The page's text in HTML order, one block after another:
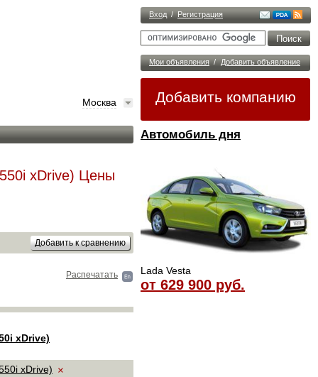
Вход / Регистрация
Мои объявления / Добавить объявление
Добавить компанию
Автомобиль дня
Lada Vesta
от 629 900 руб.
Москва
xDrive) Цены
Распечатать
xDrive)
xDrive) ×